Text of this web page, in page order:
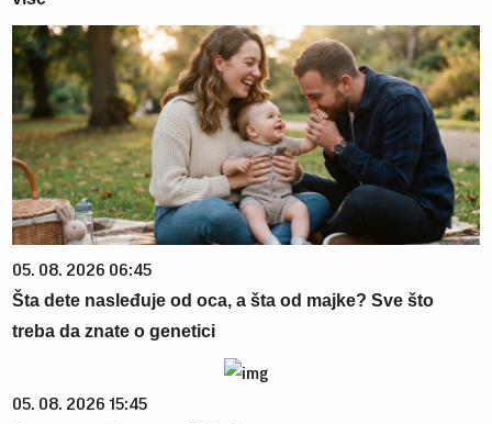
05. 08. 2026 06:45
Šta dete nasleđuje od oca, a šta od majke? Sve što
treba da znate o genetici
05. 08. 2026 15:45